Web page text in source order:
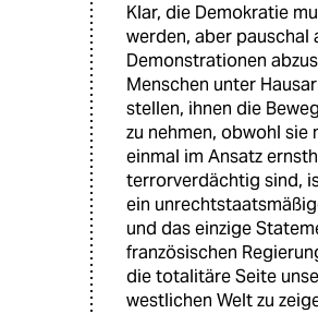
Klar, die Demokratie
werden, aber pauschal
Demonstrationen
Menschen unter
stellen, ihnen die
zu nehmen, obwohl sie
einmal im Ansatz
terrorverdächtig sind,
ein
und das einzige
französischen
die totalitäre Seite
westlichen Welt zu